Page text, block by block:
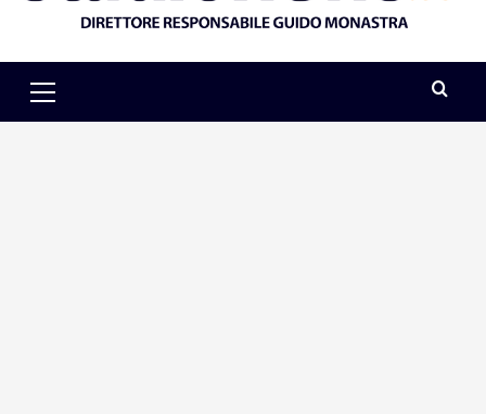
Menu